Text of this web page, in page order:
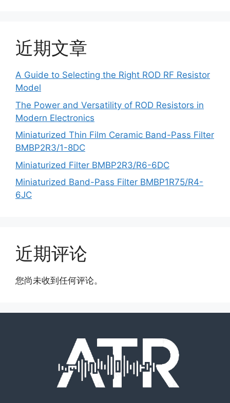
近期文章
A Guide to Selecting the Right ROD RF Resistor
Model
The Power and Versatility of ROD Resistors in
Modern Electronics
Miniaturized Thin Film Ceramic Band-Pass Filter
BMBP2R3/1-8DC
Miniaturized Filter BMBP2R3/R6-6DC
Miniaturized Band-Pass Filter BMBP1R75/R4-
6JC
近期评论
您尚未收到任何评论。